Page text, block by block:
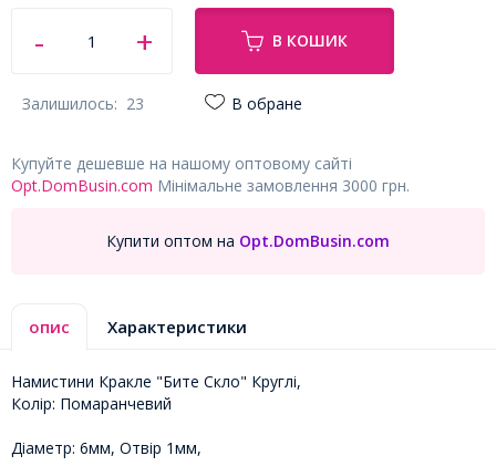
В КОШИК
Залишилось: 23 В обране
Купуйте дешевше на нашому оптовому сайті
Opt.DomBusin.com Мінімальне замовлення 3000 грн.
Купити оптом на Opt.DomBusin.com
опис Характеристики
Намистини Кракле "Бите Скло" Круглі,
Колір: Помаранчевий
Діаметр: 6мм, Отвір 1мм,